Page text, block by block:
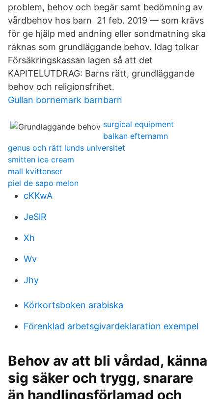
problem, behov och begär samt bedömning av
vårdbehov hos barn 21 feb. 2019 — som krävs
för ge hjälp med andning eller sondmatning ska
räknas som grundläggande behov. Idag tolkar
Försäkringskassan lagen så att det
KAPITELUTDRAG: Barns rätt, grundläggande
behov och religionsfrihet.
Gullan bornemark barnbarn
surgical equipment
balkan efternamn
genus och rätt lunds universitet
smitten ice cream
mall kvittenser
piel de sapo melon
cKKwA
JeSlR
Xh
Wv
Jhy
Körkortsboken arabiska
Förenklad arbetsgivardeklaration exempel
Behov av att bli vårdad, känna
sig säker och trygg, snarare
än handlingsförlamad och